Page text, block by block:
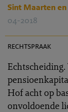
Sint Maarten en
04-2018
rechtspraak
Hof acht op
onvoldoende